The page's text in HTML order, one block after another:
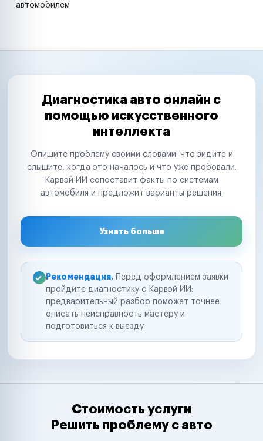
автомобилем
Диагностика авто онлайн с
помощью искусственного
интеллекта
Опишите проблему своими словами: что видите и
слышите, когда это началось и что уже пробовали.
Карвэй ИИ сопоставит факты по системам
автомобиля и предложит варианты решения.
Узнать больше
Рекомендация. Перед оформлением заявки
пройдите диагностику с Карвэй ИИ:
предварительный разбор поможет точнее
описать неисправность мастеру и
подготовиться к выезду.
Стоимость услуги
Решить проблему с авто